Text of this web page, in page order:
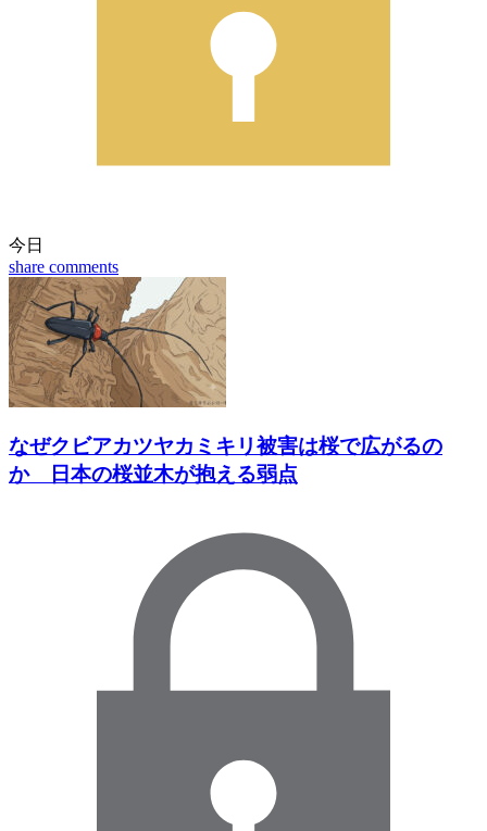
今日
share comments
なぜクビアカツヤカミキリ被害は桜で広がるの
か 日本の桜並木が抱える弱点